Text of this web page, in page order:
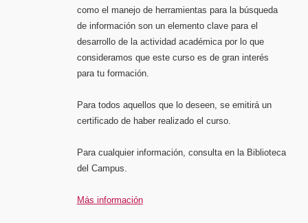
como el manejo de herramientas para la búsqueda
de información son un elemento clave para el
desarrollo de la actividad académica por lo que
consideramos que este curso es de gran interés
para tu formación.
Para todos aquellos que lo deseen, se emitirá un
certificado de haber realizado el curso.
Para cualquier información, consulta en la Biblioteca
del Campus.
Más información